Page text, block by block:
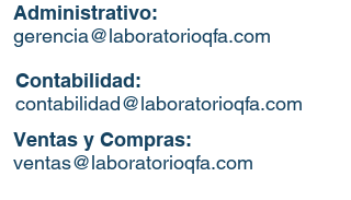
Administrativo:
gerencia@laboratorioqfa.com
Contabilidad:
contabilidad@laboratorioqfa.com
Ventas y Compras:
ventas@laboratorioqfa.com